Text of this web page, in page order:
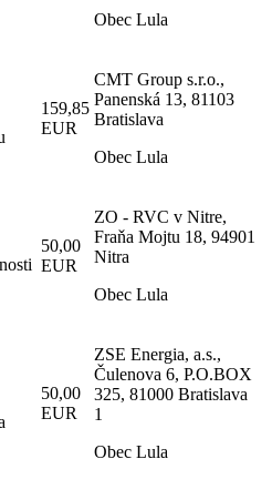
Obec Lula
159,85
EUR
CMT Group s.r.o.,
Panenská 13, 81103
Bratislava
Obec Lula
50,00
EUR
ZO - RVC v Nitre,
Fraňa Mojtu 18, 94901
Nitra
Obec Lula
50,00
EUR
ZSE Energia, a.s.,
Čulenova 6, P.O.BOX
325, 81000 Bratislava
1
Obec Lula